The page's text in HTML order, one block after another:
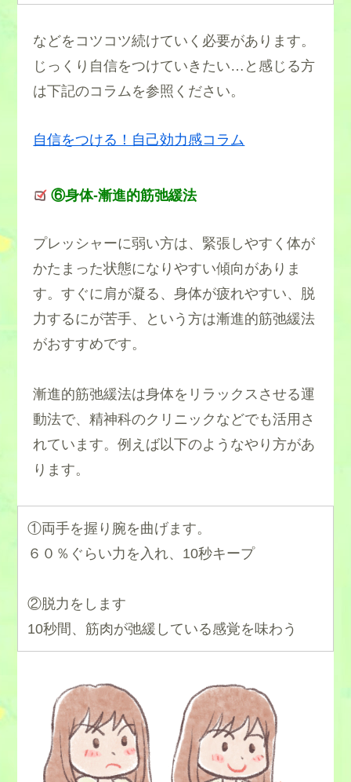
などをコツコツ続けていく必要があります。
じっくり自信をつけていきたい…と感じる方
は下記のコラムを参照ください。
自信をつける！自己効力感コラム
⑥身体-漸進的筋弛緩法
プレッシャーに弱い方は、緊張しやすく体が
かたまった状態になりやすい傾向がありま
す。すぐに肩が凝る、身体が疲れやすい、脱
力するにが苦手、という方は漸進的筋弛緩法
がおすすめです。
漸進的筋弛緩法は身体をリラックスさせる運
動法で、精神科のクリニックなどでも活用さ
れています。例えば以下のようなやり方があ
ります。
①両手を握り腕を曲げます。
６０％ぐらい力を入れ、10秒キープ
②脱力をします
10秒間、筋肉が弛緩している感覚を味わう